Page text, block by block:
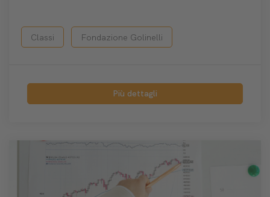
Classi Fondazione Golinelli
Più dettagli